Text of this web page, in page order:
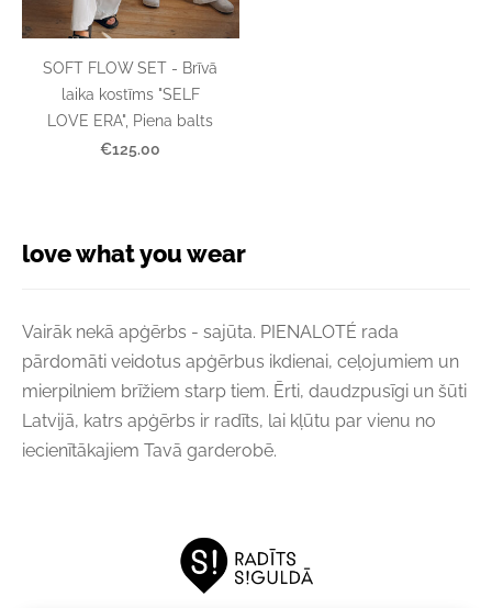
love what you wear
Vairāk nekā apģērbs - sajūta. PIENALOTÉ rada
pārdomāti veidotus apģērbus ikdienai, ceļojumiem un
mierpilniem brīžiem starp tiem. Ērti, daudzpusīgi un šūti
Latvijā, katrs apģērbs ir radīts, lai kļūtu par vienu no
iecienītākajiem Tavā garderobē.
SOFT FLOW SET - Brīvā
laika kostīms "SELF
LOVE ERA", Piena balts
€125.00